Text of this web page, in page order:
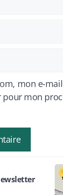
mon e-
pour mon